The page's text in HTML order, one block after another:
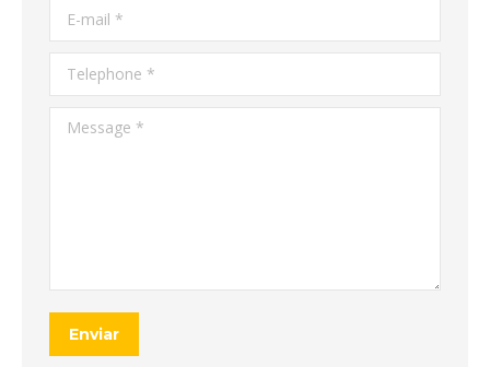
E-mail *
Telephone *
Message *
Enviar